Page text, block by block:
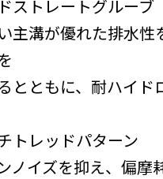
ストレートグルーブ
主溝が優れた排水
とともに、耐ハイド
トレッドパターン
ノイズを抑え、偏摩